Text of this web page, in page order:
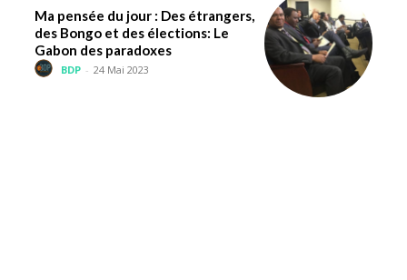
Ma pensée du jour : Des étrangers,
des Bongo et des élections: Le
Gabon des paradoxes
BDP - 24 Mai 2023